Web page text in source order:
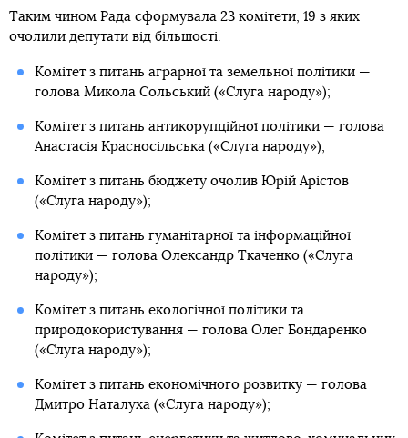
Таким чином Рада сформувала 23 комітети, 19 з яких
очолили депутати від більшості.
Комітет з питань аграрної та земельної політики —
голова Микола Сольський («Слуга народу»);
Комітет з питань антикорупційної політики — голова
Анастасія Красносільська («Слуга народу»);
Комітет з питань бюджету очолив Юрій Арістов
(«Слуга народу»);
Комітет з питань гуманітарної та інформаційної
політики — голова Олександр Ткаченко («Слуга
народу»);
Комітет з питань екологічної політики та
природокористування — голова Олег Бондаренко
(«Слуга народу»);
Комітет з питань економічного розвитку — голова
Дмитро Наталуха («Слуга народу»);